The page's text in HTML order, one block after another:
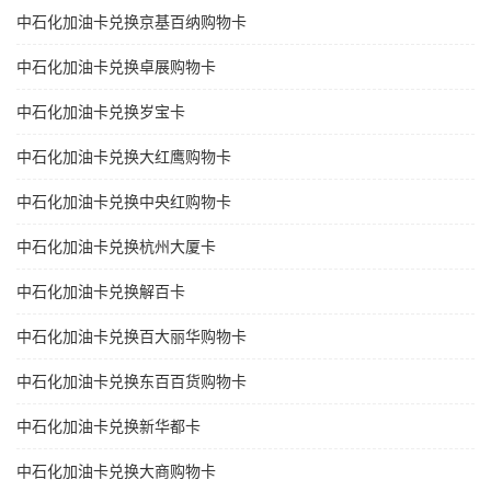
中石化加油卡兑换京基百纳购物卡
中石化加油卡兑换卓展购物卡
中石化加油卡兑换岁宝卡
中石化加油卡兑换大红鹰购物卡
中石化加油卡兑换中央红购物卡
中石化加油卡兑换杭州大厦卡
中石化加油卡兑换解百卡
中石化加油卡兑换百大丽华购物卡
中石化加油卡兑换东百百货购物卡
中石化加油卡兑换新华都卡
中石化加油卡兑换大商购物卡